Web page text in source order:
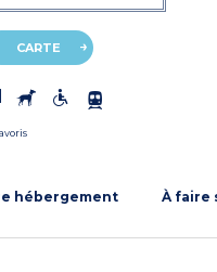
CARTE
hébergement À faire